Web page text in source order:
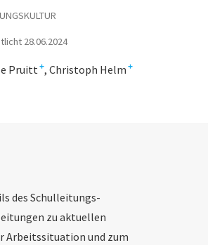
28.06.2024
Pruitt+ Christoph Helm +
des Schulleitungs-
zu aktuellen
Arbeitssituation und zum